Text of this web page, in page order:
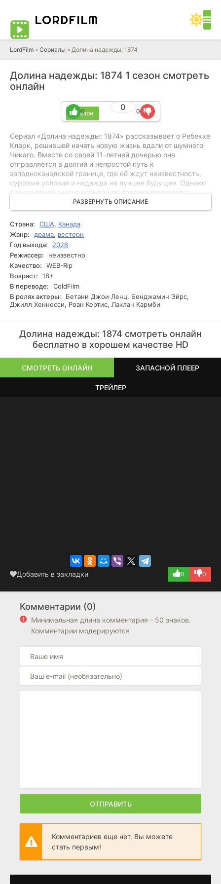
LORDFILM
LordFilm » Сериалы » Долина надежды: 1874
Долина надежды: 1874 1 сезон смотреть
онлайн
1 сезон
0
0 0
Сериал «Долина надежды: 1874» рассказывает о Ребекке
Кларк, решившей начать новую жизнь вдали от шумного
Чикаго. Вместе со своей 11-летней дочерью она
отправляется в долгий и непростой путь к
западноканадской границе, где её ждут неизвестность,
суровые условия и надежда на лучшее будущее. Однако
дорога преподносит испытание: повозка ломается в
самый неподходящий момент, и Ребекке приходится
искать выход из ситуации. На помощь приходит местный
ранчер Том Мур — человек, хорошо знающий эти места и
их опасности. Вынужденное знакомство становится
началом важной истории о доверии, выборе и силе семьи
на краю цивилизации.
РАЗВЕРНУТЬ ОПИСАНИЕ
Страна: США, Канада
Жанр:
драма, вестерн
Год выхода:
2026
Режиссер:
неизвестно
Качество:
WEB-Rip
Возраст:
18+
В переводе:
ColdFilm
В ролях актеры:
Бетани Джои Ленц, Бенджамин Эйрс,
Джилл Хеннесси, Роан Кертис, Лаклан Кармби
Долина надежды: 1874 смотреть онлайн
бесплатно в хорошем качестве HD
СМОТРЕТЬ ОНЛАЙН ЗАПАСНОЙ ПЛЕЕР
ТРЕЙЛЕР
Добавить в закладки 0 0
Комментарии (0)
Минимальная длина комментария - 50 знаков.
Комментарии модерируются
ОТПРАВИТЬ
Комментариев еще нет. Вы можете
стать первым!